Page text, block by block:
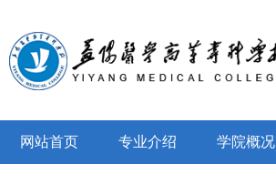
网站首页 专业介绍 学院概况